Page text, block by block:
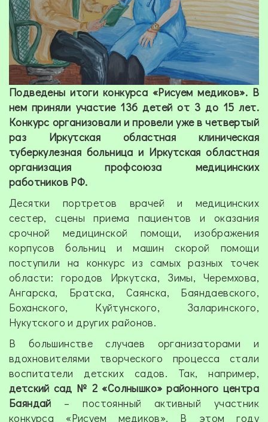
Подведены итоги конкурса «Рисуем медиков». В
нем приняли участие 136 детей от 3 до 15 лет.
Конкурс организовали и провели уже в четвертый
раз Иркутская областная клиническая
туберкулезная больница и Иркутская областная
организация профсоюза медицинских
работников РФ.
Десятки портретов врачей и медицинских
сестер, сцены приема пациентов и оказания
срочной медицинской помощи, изображения
корпусов больниц и машин скорой помощи
поступили на конкурс из самых разных точек
области: городов Иркутска, Зимы, Черемхова,
Ангарска, Братска, Саянска, Баяндаевского,
Боханского, Куйтунского, Заларинского,
Нукутского и других районов.
В большинстве случаев организаторами и
вдохновителями творческого процесса стали
воспитатели детских садов. Так, например,
детский сад № 2 «Солнышко» районного центра
Баяндай – постоянный активный участник
конкурса «Рисуем медиков». В этом году